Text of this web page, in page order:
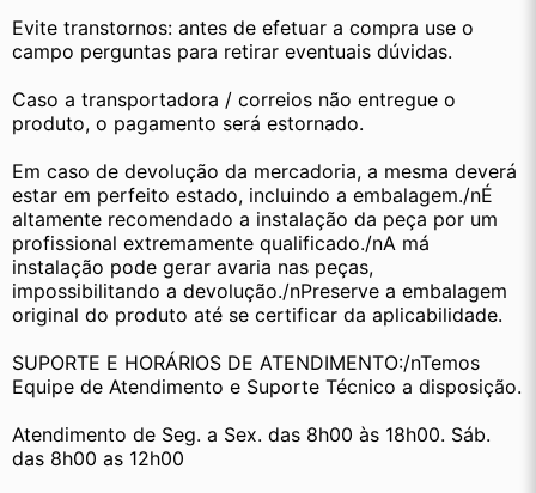
Evite transtornos: antes de efetuar a compra use o
campo perguntas para retirar eventuais dúvidas.
Caso a transportadora / correios não entregue o
produto, o pagamento será estornado.
Em caso de devolução da mercadoria, a mesma deverá
estar em perfeito estado, incluindo a embalagem./nÉ
altamente recomendado a instalação da peça por um
profissional extremamente qualificado./nA má
instalação pode gerar avaria nas peças,
impossibilitando a devolução./nPreserve a embalagem
original do produto até se certificar da aplicabilidade.
SUPORTE E HORÁRIOS DE ATENDIMENTO:/nTemos
Equipe de Atendimento e Suporte Técnico a disposição.
Atendimento de Seg. a Sex. das 8h00 às 18h00. Sáb.
das 8h00 as 12h00